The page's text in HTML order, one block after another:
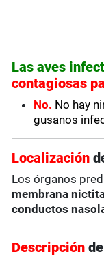
Las aves
contagiosas
No. No hay
gusanos
Localización
Los órganos
membrana
conductos
Descripción